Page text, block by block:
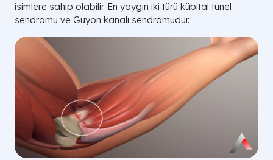
isimlere sahip olabilir. En yaygın iki türü kübital tünel
sendromu ve Guyon kanalı sendromudur.